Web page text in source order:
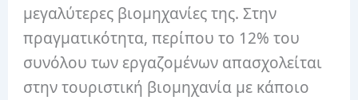
μεγαλύτερες βιομηχανίες της. Στην
πραγματικότητα, περίπου το 12% του
συνόλου των εργαζομένων απασχολείται
στην τουριστική βιομηχανία με κάποιο